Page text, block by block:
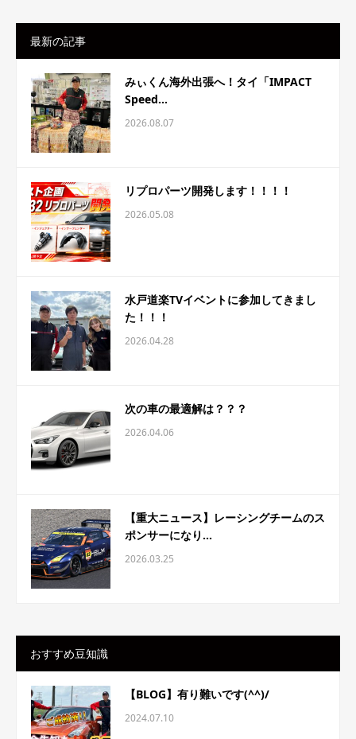
最新の記事
みぃくん海外出張へ！タイ「IMPACT
Speed...
2026.08.07
リプロパーツ開発します！！！！
2026.05.08
水戸道楽TVイベントに参加してきまし
た！！！
2026.04.28
次の車の最適解は？？？
2026.04.06
【重大ニュース】レーシングチームのス
ポンサーになり...
2026.03.25
おすすめ豆知識
【BLOG】有り難いです(^^)/
2024.07.10